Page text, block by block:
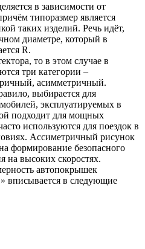
в зависимости от
типоразмер является
таких изделий. Речь идёт,
диаметре, который в
R.
то в этом случае в
три категории –
асимметричный.
выбирается для
эксплуатируемых в
подходит для мощных
используются для поездок в
Ассиметричный рисунок
формирование безопасного
на высоких скоростях.
автопокрышек
вписывается в следующие